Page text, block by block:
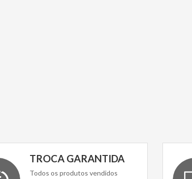
TROCA GARANTIDA
Todos os produtos vendidos